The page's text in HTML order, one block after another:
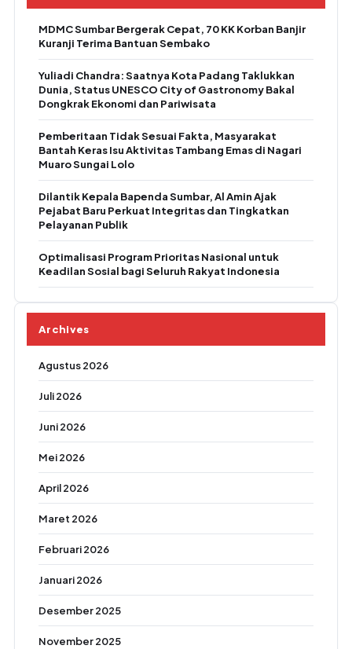
MDMC Sumbar Bergerak Cepat, 70 KK Korban Banjir
Kuranji Terima Bantuan Sembako
Yuliadi Chandra: Saatnya Kota Padang Taklukkan
Dunia, Status UNESCO City of Gastronomy Bakal
Dongkrak Ekonomi dan Pariwisata
Pemberitaan Tidak Sesuai Fakta, Masyarakat
Bantah Keras Isu Aktivitas Tambang Emas di Nagari
Muaro Sungai Lolo
Dilantik Kepala Bapenda Sumbar, Al Amin Ajak
Pejabat Baru Perkuat Integritas dan Tingkatkan
Pelayanan Publik
Optimalisasi Program Prioritas Nasional untuk
Keadilan Sosial bagi Seluruh Rakyat Indonesia
Archives
Agustus 2026
Juli 2026
Juni 2026
Mei 2026
April 2026
Maret 2026
Februari 2026
Januari 2026
Desember 2025
November 2025